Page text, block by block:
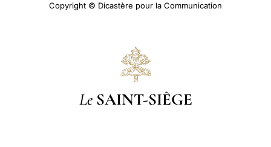
Copyright © Dicastère pour la Communication
Le SAINT-SIÈGE